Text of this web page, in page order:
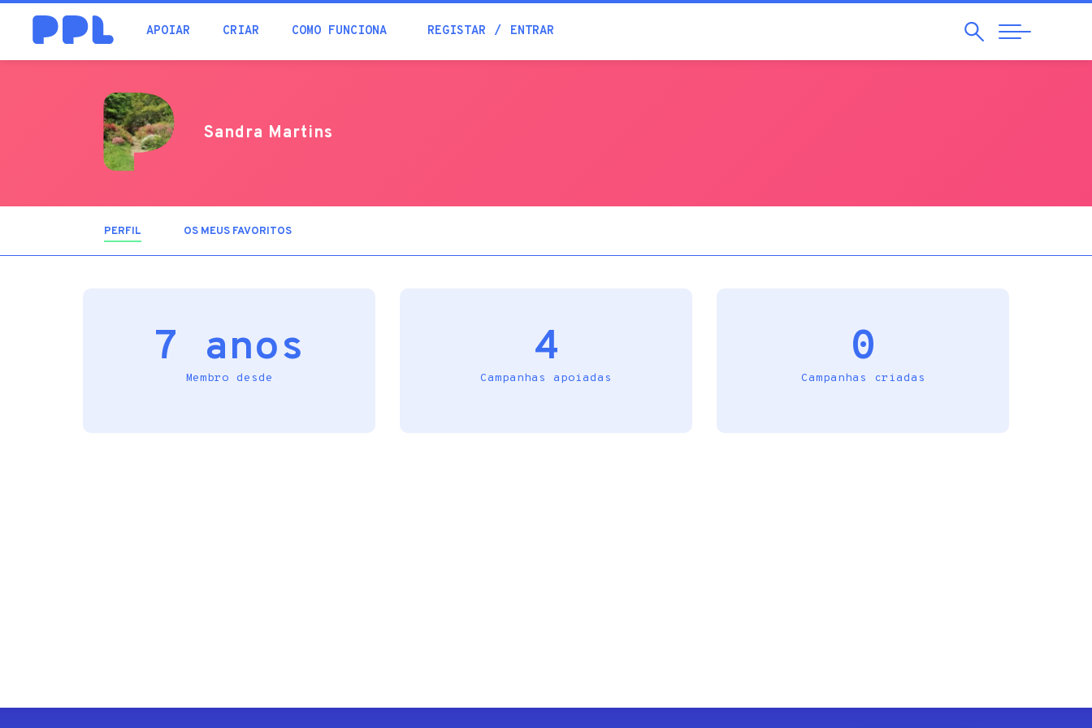
APOIAR CRIAR COMO FUNCIONA REGISTAR ENTRAR Pesquisar
Abrir
Navegação
procura
Sandra Martins
PERFIL (SEPARADOROS MEUS FAVORITOS
7 anos
Membro desde
4
Campanhas apoiadas
0
Campanhas criadas